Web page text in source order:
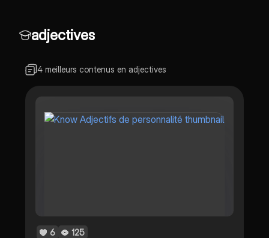
adjectives
4 meilleurs contenus en adjectives
6 125